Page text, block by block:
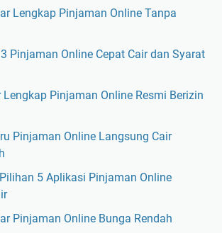
Lengkap Pinjaman Online Tanpa
Pinjaman Online Cepat Cair dan Syarat
Pinjaman Online Resmi Berizin
Pinjaman Online Langsung Cair
5 Aplikasi Pinjaman Online
Pinjaman Online Bunga Rendah